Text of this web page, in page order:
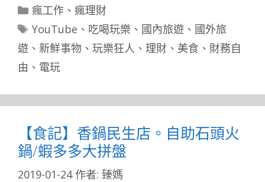
分
類
瘋工作、 瘋理財
標
籤
YouTube 、 吃喝玩樂 、 國內旅遊、 國外旅
遊 、 新鮮事物 、 玩樂狂人 、 理財 、 美食 、 財務自
由 、 電玩
【食記】香鍋民生店。自助石頭火
鍋/蝦多多大拼盤
2019-01-24 作者: 臻媽